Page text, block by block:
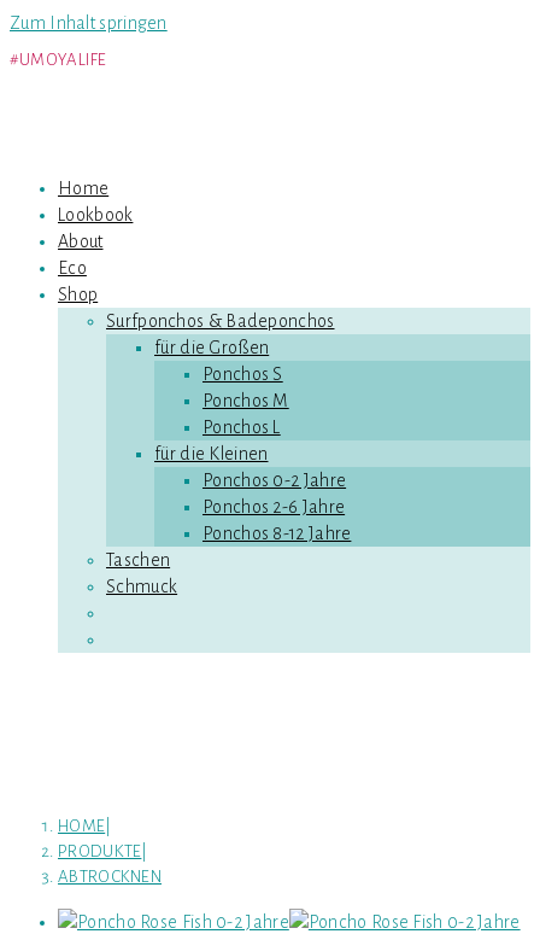
Zum Inhalt springen
#UMOYALIFE
Home
Lookbook
About
Eco
Shop
Surfponchos & Badeponchos
für die Großen
Ponchos S
Ponchos M
Ponchos L
für die Kleinen
Ponchos 0-2 Jahre
Ponchos 2-6 Jahre
Ponchos 8-12 Jahre
Taschen
Schmuck
HOME
PRODUKTE
ABTROCKNEN